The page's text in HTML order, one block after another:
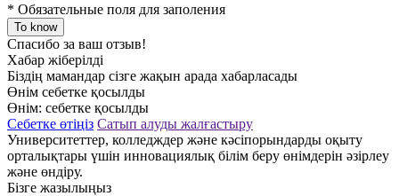
* Обязательные поля для заполения
To know
Спасибо за ваш отзыв!
Хабар жіберілді
Біздің мамандар сізге жақын арада хабарласады
Өнім себетке қосылды
Өнім: себетке қосылды
Себетке өтіңіз Сатып алуды жалғастыру
Университеттер, колледждер және кәсіпорындарды оқыту
орталықтары үшін инновациялық білім беру өнімдерін әзірлеу
және өндіру.
Бізге жазылыңыз